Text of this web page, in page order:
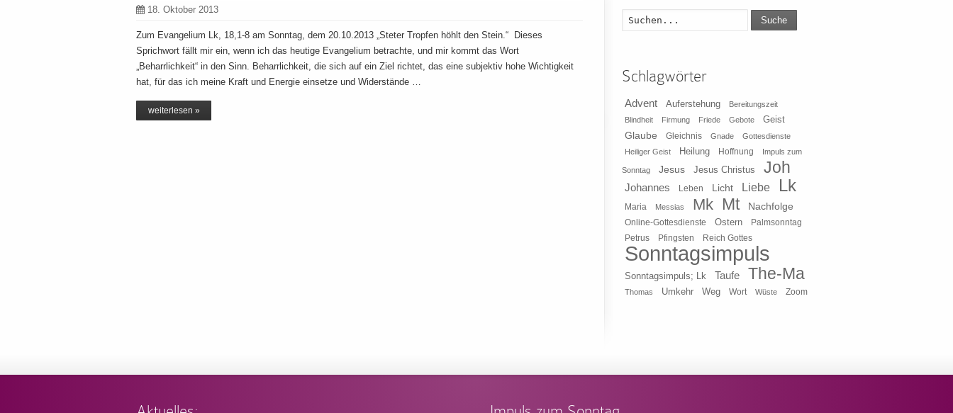
18. Oktober 2013
Zum Evangelium Lk, 18,1-8 am Sonntag, dem 20.10.2013 „Steter Tropfen höhlt den Stein.“ Dieses
Sprichwort fällt mir ein, wenn ich das heutige Evangelium betrachte, und mir kommt das Wort
„Beharrlichkeit“ in den Sinn. Beharrlichkeit, die sich auf ein Ziel richtet, das eine subjektiv hohe Wichtigkeit
hat, für das ich meine Kraft und Energie einsetze und Widerstände …
weiterlesen »
Suche
Schlagwörter
Advent Auferstehung
Bereitungszeit
Blindheit
Firmung Friede Gebote Geist
Glaube Gleichnis Gnade
Gottesdienste
Heiliger Geist
Heilung Hoffnung Impuls zum
Sonntag Jesus Jesus Christus Joh
Johannes Leben Licht Liebe Lk
Maria Messias Mk Mt Nachfolge
Online-Gottesdienste Ostern
Palmsonntag
Petrus
Pfingsten Reich Gottes
Sonntagsimpuls
Sonntagsimpuls; Lk Taufe The-Ma
Thomas Umkehr Weg Wort Wüste Zoom